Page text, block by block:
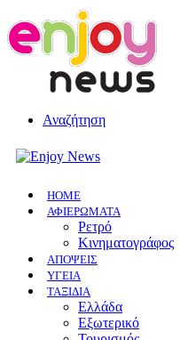
Αναζήτηση
HOME
ΑΦΙΕΡΩΜΑΤΑ
Ρετρό
Κινηματογράφος
ΑΠΟΨΕΙΣ
ΥΓΕΙΑ
ΤΑΞΙΔΙΑ
Ελλάδα
Εξωτερικό